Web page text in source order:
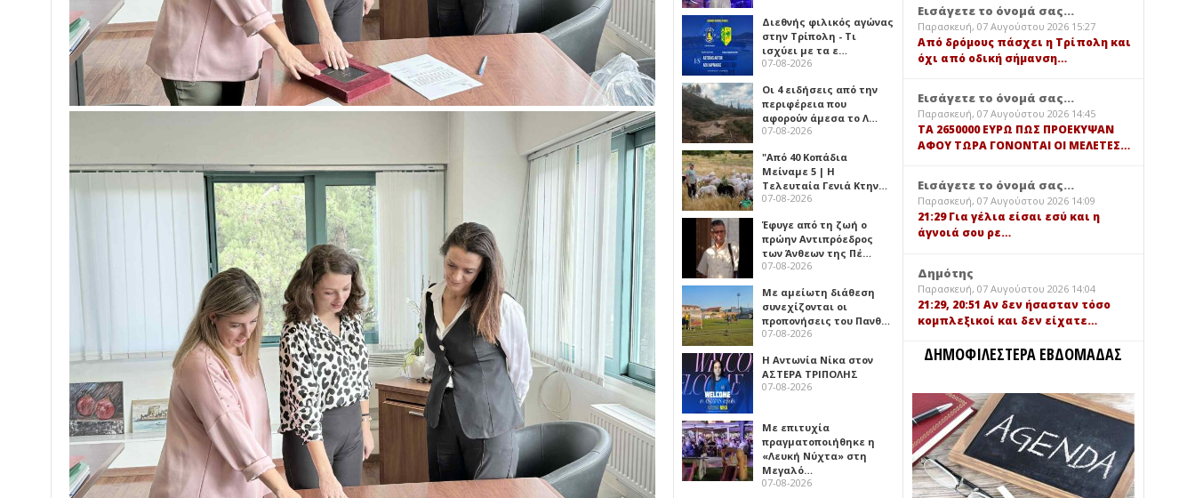
Διεθνής φιλικός αγώνας
στην Τρίπολη - Τι
ισχύει με τα ε…
07-08-2026
Οι 4 ειδήσεις από την
περιφέρεια που
αφορούν άμεσα το Λ…
07-08-2026
"Από 40 Κοπάδια
Μείναμε 5 | Η
Τελευταία Γενιά Κτην…
07-08-2026
Έφυγε από τη ζωή ο
πρώην Αντιπρόεδρος
των Άνθεων της Πέ…
07-08-2026
Με αμείωτη διάθεση
συνεχίζονται οι
προπονήσεις του Πανθ…
07-08-2026
Η Αντωνία Νίκα στον
ΑΣΤΕΡΑ ΤΡΙΠΟΛΗΣ
07-08-2026
Με επιτυχία
πραγματοποιήθηκε η
«Λευκή Νύχτα» στη
Μεγαλό…
07-08-2026
Εισάγετε το όνομά σας...
Παρασκευή, 07 Αυγούστου 2026 15:27
Από δρόμους πάσχει η Τρίπολη και
όχι από οδική σήμανση…
Εισάγετε το όνομά σας...
Παρασκευή, 07 Αυγούστου 2026 14:45
TA 2650000 ΕΥΡΩ ΠΩΣ ΠΡΟΕΚΥΨΑΝ
ΑΦΟΥ ΤΩΡΑ ΓΟΝΟΝΤΑΙ ΟΙ ΜΕΛΕΤΕΣ…
Εισάγετε το όνομά σας...
Παρασκευή, 07 Αυγούστου 2026 14:09
21:29 Για γέλια είσαι εσύ και η
άγνοιά σου ρε…
Δημότης
Παρασκευή, 07 Αυγούστου 2026 14:04
21:29, 20:51 Αν δεν ήσασταν τόσο
κομπλεξικοί και δεν είχατε…
ΔΗΜΟΦΙΛΕΣΤΕΡΑ ΕΒΔΟΜΑΔΑΣ